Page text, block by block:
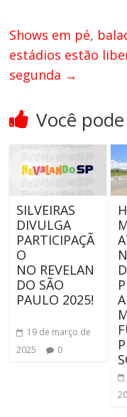
Shows em pé,
estádios estão
segunda →
Você
SILVEIRAS
DIVULGA
PARTICIPAÇÃ
O
NO REVELAN
DO SÃO
PAULO 2025!
19 de março de
2025
0